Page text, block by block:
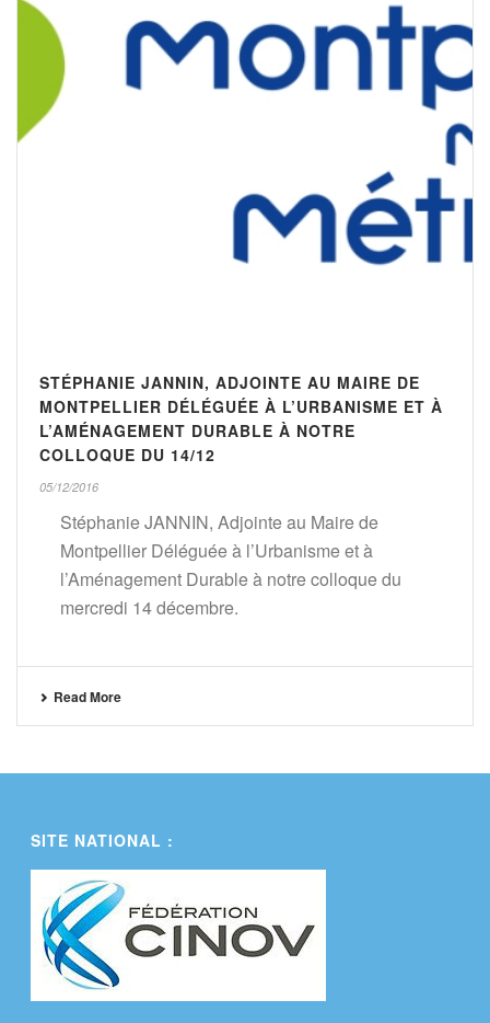
STÉPHANIE JANNIN, ADJOINTE AU MAIRE DE
MONTPELLIER DÉLÉGUÉE À L’URBANISME ET À
L’AMÉNAGEMENT DURABLE À NOTRE
COLLOQUE DU 14/12
05/12/2016
Stéphanie JANNIN, Adjointe au Maire de
Montpellier Déléguée à l’Urbanisme et à
l’Aménagement Durable à notre colloque du
mercredi 14 décembre.
Read More
SITE NATIONAL :